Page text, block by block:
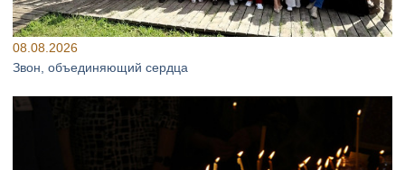
08.08.2026
Звон, объединяющий сердца